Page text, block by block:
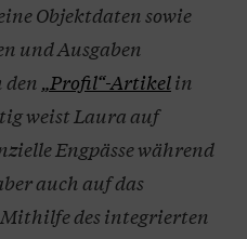
Objektdaten sowie
und Ausgaben
„Profil“-Artikelin
weist Laura auf
Engpässe während
auch auf das
des integrierten